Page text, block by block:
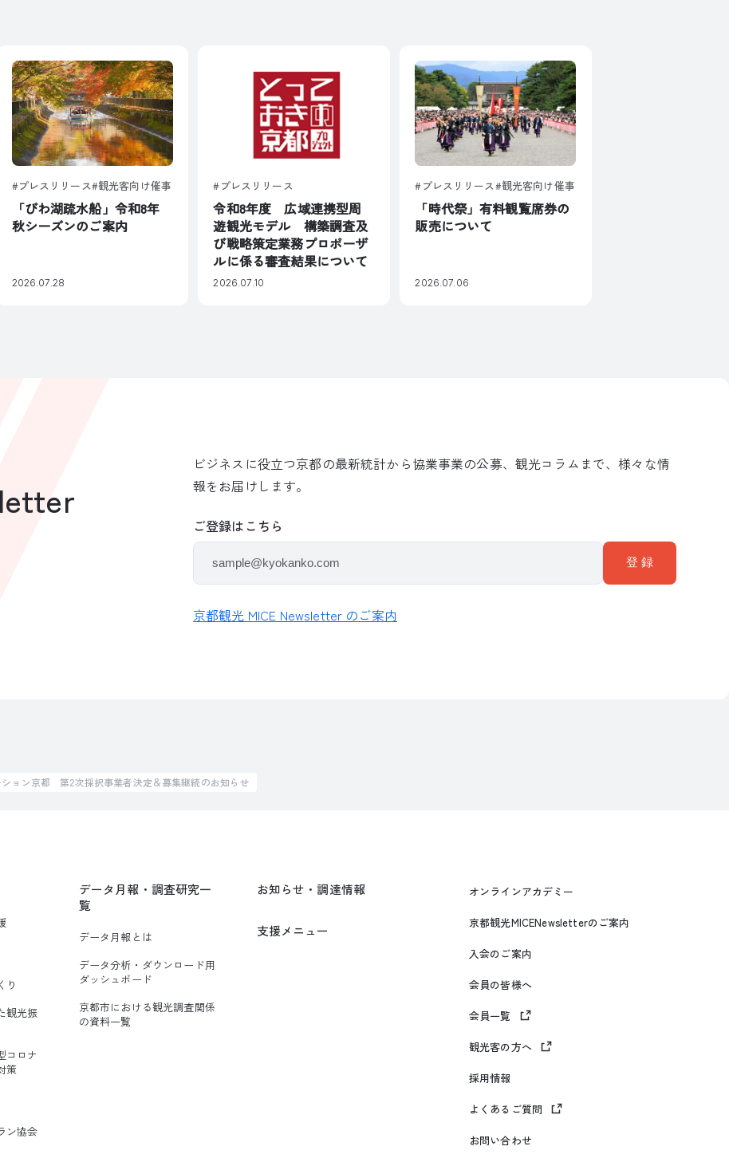
プレスリリース 観光客向け催事
「びわ湖疏水船」令和8年
秋シーズンのご案内
2026.07.28
プレスリリース
令和8年度 広域連携型周
遊観光モデル 構築調査及
び戦略策定業務プロポーザ
ルに係る審査結果について
2026.07.10
プレスリリース 観光客向け催事
「時代祭」有料観覧席券の
販売について
2026.07.06
ビジネスに役立つ京都の最新統計から協業事業の公募、観光コラムまで、様々な情
報をお届けします。
ご登録はこちら
京都観光 MICE Newsletter のご案内
ション京都 第2次採択事業者決定＆募集継続のお知らせ
り
観光振
コロナ
策
ン協会
データ月報・調査研究一
覧
データ月報とは
データ分析・ダウンロード用
ダッシュボード
京都市における観光調査関係
の資料一覧
お知らせ・調達情報
支援メニュー
オンラインアカデミー
京都観光MICENewsletterのご案内
入会のご案内
会員の皆様へ
会員一覧
観光客の方へ
採用情報
よくあるご質問
お問い合わせ